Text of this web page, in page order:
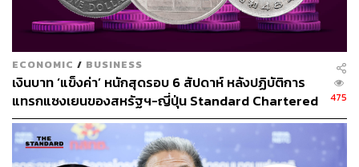
ECONOMIC / BUSINESS
เงินบาท ‘แข็งค่า’ หนักสุดรอบ 6 สัปดาห์ หลังปฏิบัติการ
แทรกแซงเยนของสหรัฐฯ-ญี่ปุ่น Standard Chartered
เปิดเป้าสิ้นปีนี้จ่อแข็งต่อแตะ 32.50 บาทต่อดอลลาร์
475